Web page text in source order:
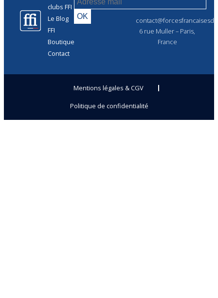
clubs FFI
Le Blog
FFI
Boutique
Contact
6 rue Muller – Paris,
France
Mentions légales & CGV
Politique de confidentialité